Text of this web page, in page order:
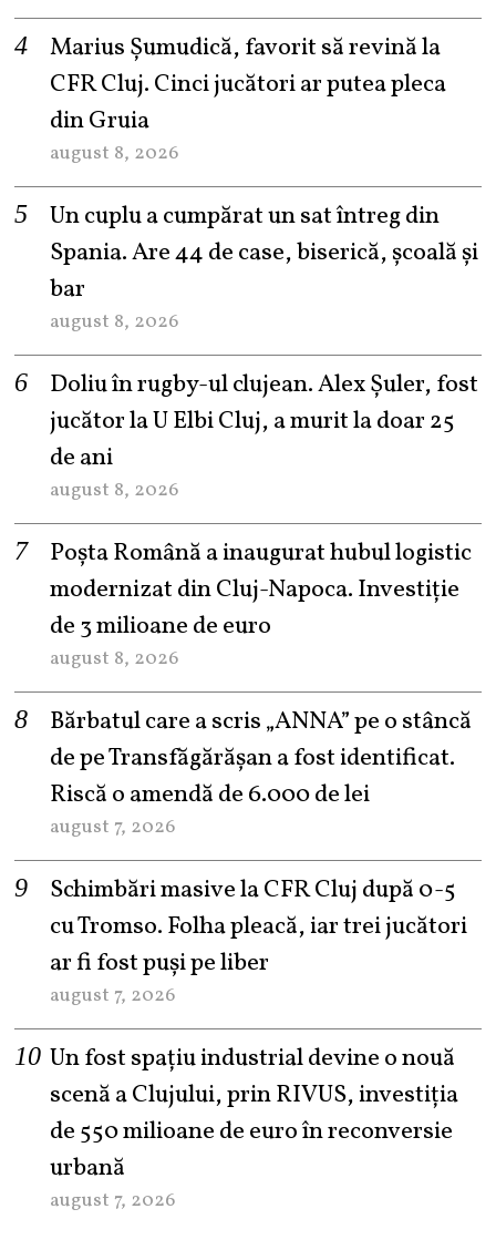
Marius Șumudică, favorit să revină la
CFR Cluj. Cinci jucători ar putea pleca
din Gruia
august 8, 2026
Un cuplu a cumpărat un sat întreg din
Spania. Are 44 de case, biserică, școală și
bar
august 8, 2026
Doliu în rugby-ul clujean. Alex Șuler, fost
jucător la U Elbi Cluj, a murit la doar 25
de ani
august 8, 2026
Poșta Română a inaugurat hubul logistic
modernizat din Cluj-Napoca. Investiție
de 3 milioane de euro
august 8, 2026
Bărbatul care a scris „ANNA” pe o stâncă
de pe Transfăgărășan a fost identificat.
Riscă o amendă de 6.000 de lei
august 7, 2026
Schimbări masive la CFR Cluj după 0-5
cu Tromso. Folha pleacă, iar trei jucători
ar fi fost puși pe liber
august 7, 2026
Un fost spațiu industrial devine o nouă
scenă a Clujului, prin RIVUS, investiția
de 550 milioane de euro în reconversie
urbană
august 7, 2026